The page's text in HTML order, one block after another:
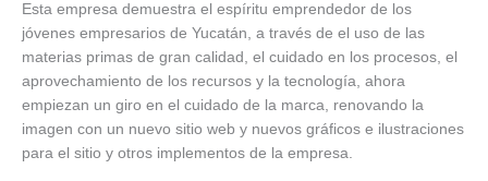
Esta empresa demuestra el espíritu emprendedor de los
jóvenes empresarios de Yucatán, a través de el uso de las
materias primas de gran calidad, el cuidado en los procesos, el
aprovechamiento de los recursos y la tecnología, ahora
empiezan un giro en el cuidado de la marca, renovando la
imagen con un nuevo sitio web y nuevos gráficos e ilustraciones
para el sitio y otros implementos de la empresa.